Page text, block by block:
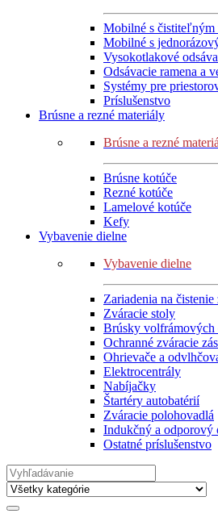
Mobilné s
Mobilné s
Vysokotlakové
Odsávacie ramena a
Systémy pre
Príslušenstvo
Brúsne a rezné materiály
Brúsne a rezné
Brúsne kotúče
Rezné kotúče
Lamelové kotúče
Kefy
Vybavenie dielne
Vybavenie dielne
Zariadenia na
Zváracie stoly
Brúsky volfrámových
Ochranné zváracie
Ohrievače a
Elektrocentrály
Nabíjačky
Štartéry autobatérií
Zváracie polohovadlá
Indukčný a odporový
Ostatné príslušenstvo
Search
for: